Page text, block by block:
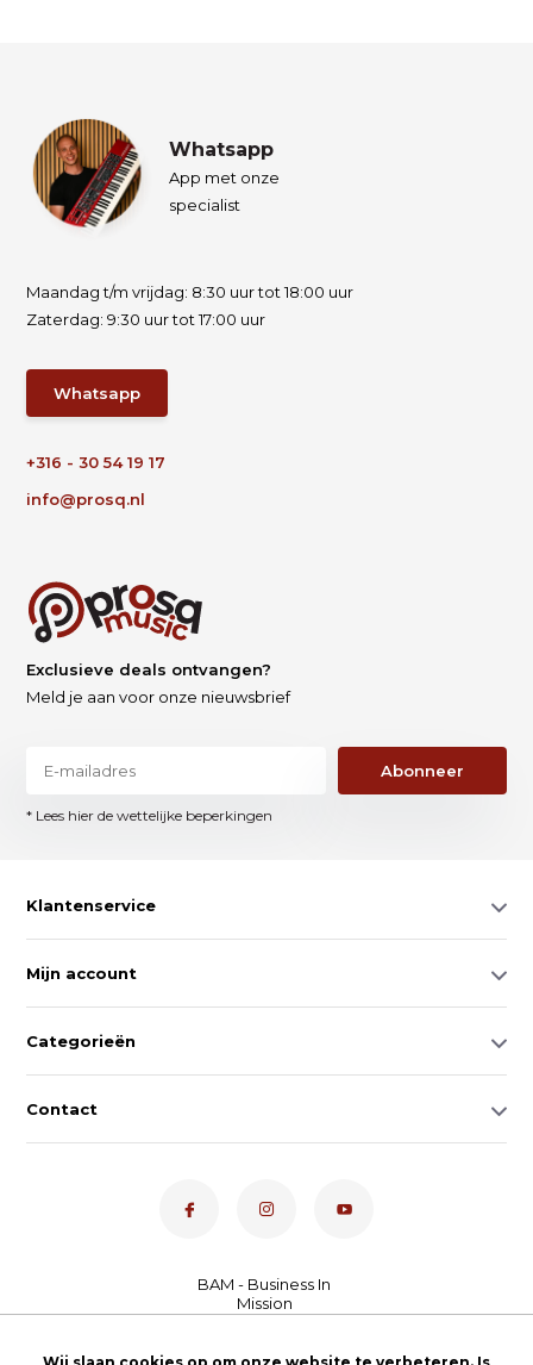
Whatsapp
App met onze
specialist
Maandag t/m vrijdag: 8:30 uur tot 18:00 uur
Zaterdag: 9:30 uur tot 17:00 uur
Whatsapp
+316 - 30 54 19 17
info@prosq.nl
Exclusieve deals ontvangen?
Meld je aan voor onze nieuwsbrief
Abonneer
* Lees hier de wettelijke beperkingen
Klantenservice
Mijn account
Categorieën
Contact
Dé toetsenspecialist van